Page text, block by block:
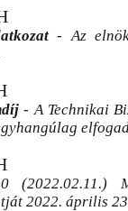
- Az
- A Technikai
(2022.02.11.)
2022. április